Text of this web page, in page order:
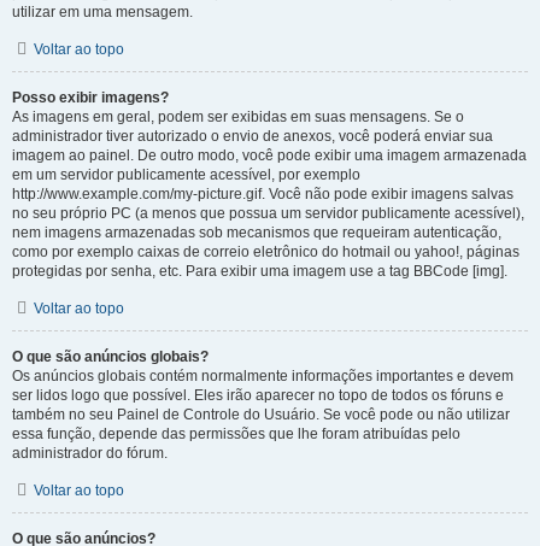
utilizar em uma mensagem.
Voltar ao topo
Posso exibir imagens?
As imagens em geral, podem ser exibidas em suas mensagens. Se o
administrador tiver autorizado o envio de anexos, você poderá enviar sua
imagem ao painel. De outro modo, você pode exibir uma imagem armazenada
em um servidor publicamente acessível, por exemplo
http://www.example.com/my-picture.gif. Você não pode exibir imagens salvas
no seu próprio PC (a menos que possua um servidor publicamente acessível),
nem imagens armazenadas sob mecanismos que requeiram autenticação,
como por exemplo caixas de correio eletrônico do hotmail ou yahoo!, páginas
protegidas por senha, etc. Para exibir uma imagem use a tag BBCode [img].
Voltar ao topo
O que são anúncios globais?
Os anúncios globais contém normalmente informações importantes e devem
ser lidos logo que possível. Eles irão aparecer no topo de todos os fóruns e
também no seu Painel de Controle do Usuário. Se você pode ou não utilizar
essa função, depende das permissões que lhe foram atribuídas pelo
administrador do fórum.
Voltar ao topo
O que são anúncios?